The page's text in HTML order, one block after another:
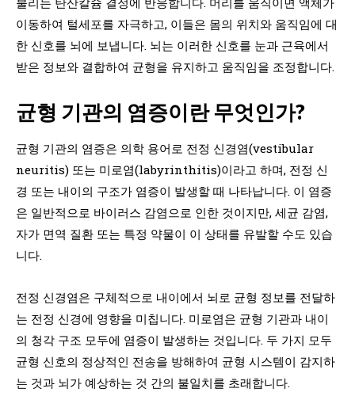
이동하여 털세포를 자극하고, 이들은 몸의 위치와 움직임에 대
한 신호를 뇌에 보냅니다. 뇌는 이러한 신호를 눈과 근육에서
받은 정보와 결합하여 균형을 유지하고 움직임을 조정합니다.
균형 기관의 염증이란 무엇인가?
균형 기관의 염증은 의학 용어로 전정 신경염(vestibular
neuritis) 또는 미로염(labyrinthitis)이라고 하며, 전정 신
경 또는 내이의 구조가 염증이 발생할 때 나타납니다. 이 염증
은 일반적으로 바이러스 감염으로 인한 것이지만, 세균 감염,
자가 면역 질환 또는 특정 약물이 이 상태를 유발할 수도 있습
니다.
전정 신경염은 구체적으로 내이에서 뇌로 균형 정보를 전달하
는 전정 신경에 영향을 미칩니다. 미로염은 균형 기관과 내이
의 청각 구조 모두에 염증이 발생하는 것입니다. 두 가지 모두
균형 신호의 정상적인 전송을 방해하여 균형 시스템이 감지하
는 것과 뇌가 예상하는 것 간의 불일치를 초래합니다.